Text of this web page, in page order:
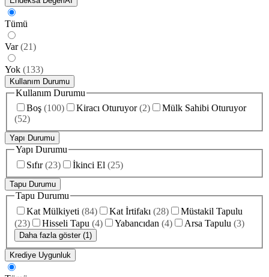
Tümü
Var (21)
Yok (133)
Kullanım Durumu
Kullanım Durumu
Boş (100) Kiracı Oturuyor (2)
Mülk Sahibi Oturuyor
(52)
Yapı Durumu
Yapı Durumu
Sıfır (23) İkinci El (25)
Tapu Durumu
Tapu Durumu
Kat Mülkiyeti (84) Kat İrtifakı (28)
Müstakil Tapulu
(23) Hisseli Tapu (4) Yabancıdan (4) Arsa Tapulu (3)
Daha fazla göster (1)
Krediye Uygunluk